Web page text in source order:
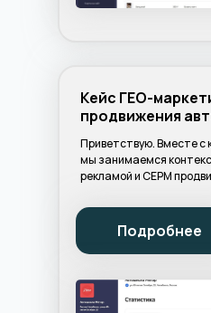
Подробнее
Приветствую. Вместе с
мы занимаемся
рекламой и СЕРМ
Кейс ГЕО-
продвижения